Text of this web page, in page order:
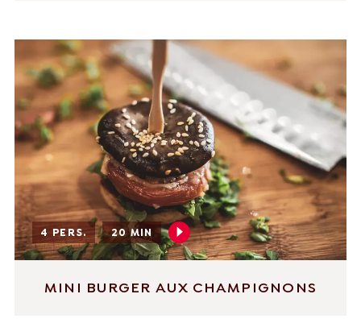
4 PERS. 20 MIN
MINI BURGER AUX CHAMPIGNONS